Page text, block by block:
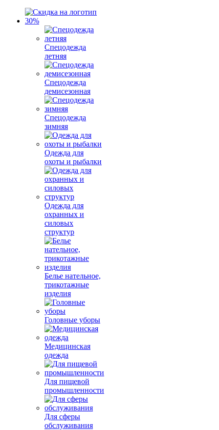
Спецодежда
летняя
Спецодежда
демисезонная
Спецодежда
зимняя
Одежда для
охоты и рыбалки
Одежда для
охранных и
силовых
структур
Белье нательное,
трикотажные
изделия
Головные уборы
Медицинская
одежда
Для пищевой
промышленности
Для сферы
обслуживания